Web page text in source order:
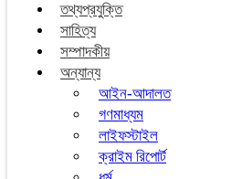
তথ্যপ্রযুক্তি
সাহিত্য
সম্পাদকীয়
অন্যান্য
আইন-আদালত
গণমাধ্যম
লাইফস্টাইল
ক্রাইম রিপোর্ট